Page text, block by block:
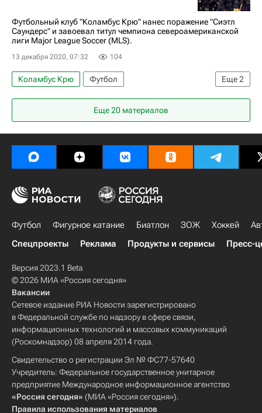
Футбольный клуб "Коламбус Крю" нанес поражение "Сиэтл
Саундерс" и завоевал титул чемпиона североамериканской
лиги Major League Soccer (MLS).
13 декабря 2020, 07:32 104
Еще2
Коламбус Крю
Футбол
Major League Soccer 2025
Сиэтл Саундерс
Еще 20 материалов
Футбол Фигурное катание Биатлон ЗОЖ Хоккей
Спецпроекты
Реклама Продукты и сервисы Пресс-
Версия 2023.1 Beta
© 2026 МИА «Россия сегодня»
Вакансии
Сетевое издание РИА Новости зарегистрировано
в Федеральной службе по надзору в сфере связи,
информационных технологий и массовых коммуникаций
(Роскомнадзор) 08 апреля 2014 года.
Свидетельство о регистрации Эл № ФС77-57640
Учредитель: Федеральное государственное унитарное
предприятие Международное информационное агентство
«Россия сегодня» (МИА «Россия сегодня»).
Правила использования материалов